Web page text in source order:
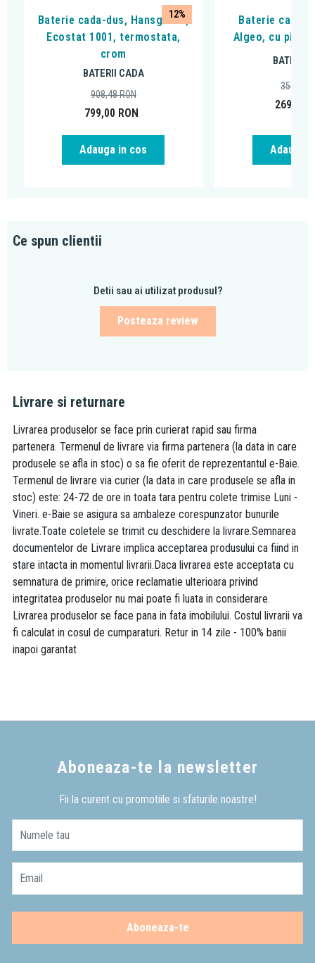
12%
Baterie cada-dus, Hansgrohe,
Ecostat 1001, termostata,
crom
BATERII CADA
799,00 RON
908,48RON
Adauga in cos
Baterie cada -
Algeo, cu pipa
BATERII
269,00
359,99
Adauga
Ce spun clientii
Detii sau ai utilizat produsul?
Posteaza review
Livrare si returnare
Livrarea produselor se face prin curierat rapid sau firma
partenera. Termenul de livrare via firma partenera (la data in care
produsele se afla in stoc) o sa fie oferit de reprezentantul e-Baie.
Termenul de livrare via curier (la data in care produsele se afla in
stoc) este: 24-72 de ore in toata tara pentru colete trimise Luni -
Vineri. e-Baie se asigura sa ambaleze corespunzator bunurile
livrate.Toate coletele se trimit cu deschidere la livrare.Semnarea
documentelor de Livrare implica acceptarea produsului ca fiind in
stare intacta in momentul livrarii.Daca livrarea este acceptata cu
semnatura de primire, orice reclamatie ulterioara privind
integritatea produselor nu mai poate fi luata in considerare.
Livrarea produselor se face pana in fata imobilului. Costul livrarii va
fi calculat in cosul de cumparaturi. Retur in 14 zile - 100% banii
inapoi garantat
Aboneaza-te la newsletter
Fii la curent cu promotiile si sfaturile noastre!
Numele tau
Email
Aboneaza-te